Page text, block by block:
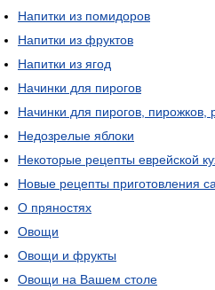
Напитки из помидоров
Напитки из фруктов
Напитки из ягод
Начинки для пирогов
Начинки для пирогов, пирожков,
Недозрелые яблоки
Некоторые рецепты еврейской
Новые рецепты приготовления
О пряностях
Овощи
Овощи и фрукты
Овощи на Вашем столе